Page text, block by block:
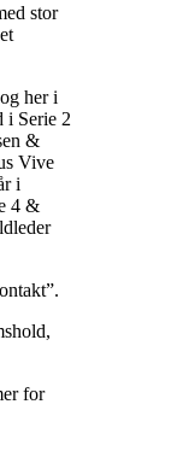
stor
her i
i Serie 2
&
Vive
i
4 &
for